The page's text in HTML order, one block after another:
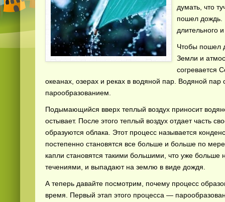
думать, что
пошел дождь.
длительного
Чтобы пошел
Земли и
согревается
океанах, озерах и реках в водяной пар. Водяной
парообразованием.
Подымающийся вверх теплый воздух приносит
остывает. После этого теплый воздух отдает часть
образуются облака. Этот процесс называется
постепенно становятся все больше и больше по
капли становятся такими большими, что уже больше
течениями, и выпадают на землю в виде дождя.
А теперь давайте посмотрим, почему процесс
время. Первый этап этого процесса —